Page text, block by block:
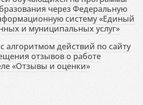
через Федеральную
систему «Единый
и муниципальных услуг»
алгоритмом действий по сайту
отзывов о работе
«Отзывы и оценки»